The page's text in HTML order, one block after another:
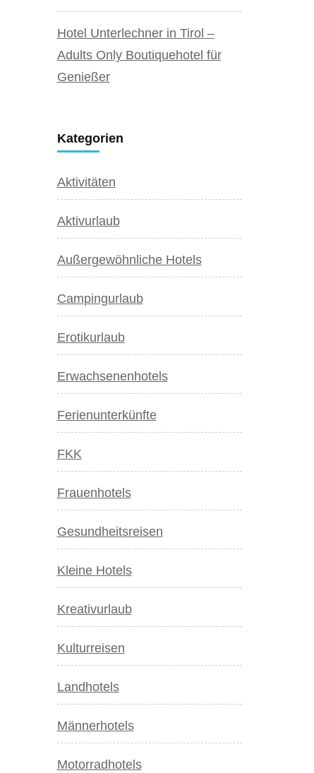
Hotel Unterlechner in Tirol –
Adults Only Boutiquehotel für
Genießer
Kategorien
Aktivitäten
Aktivurlaub
Außergewöhnliche Hotels
Campingurlaub
Erotikurlaub
Erwachsenenhotels
Ferienunterkünfte
FKK
Frauenhotels
Gesundheitsreisen
Kleine Hotels
Kreativurlaub
Kulturreisen
Landhotels
Männerhotels
Motorradhotels